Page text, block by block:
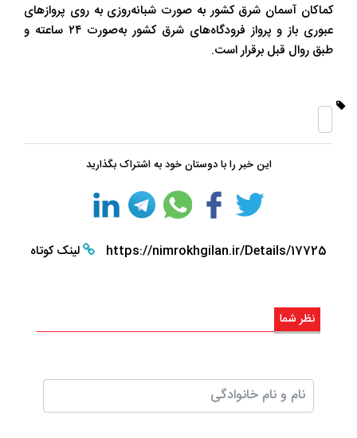
کماکان آسمان شرق کشور به صورت شبانه‌روزی به روی پروازهای
عبوری باز و پرواز فرودگاه‌های شرق کشور به‌صورت ۲۴ ساعته و
طبق روال قبل برقرار است.
این خبر را با دوستان خود به اشتراک بگذارید
https://nimrokhgilan.ir/Details/17725 لینک کوتاه
نظر شما